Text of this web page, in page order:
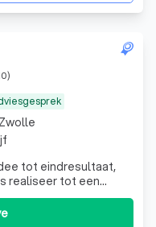
tot eindresultaat,
realiseer tot een